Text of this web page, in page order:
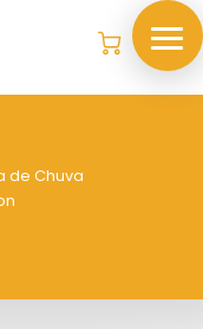
de Chuva